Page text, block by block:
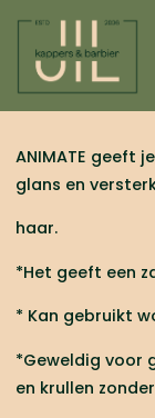
inhoud
ANIMATE geeft
glans en
haar.
*Het geeft een
* Kan gebruikt
*Geweldig voor
en krullen